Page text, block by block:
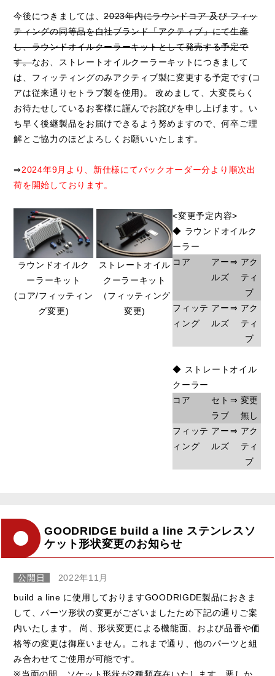
今後につきましては、2023年内にラウンドコア 及び フィッ
ティングの同等品を自社ブランド「アクティブ」にて生産
し、ラウンドオイルクーラーキットとして発売する予定で
す。なお、ストレートオイルクーラーキットにつきまして
は、フィッティングのみアクティブ製に変更する予定です(コ
アは従来通りセトラブ製を使用)。 改めまして、大変長らく
お待たせしているお客様に謹んでお詫びを申し上げます。い
ち早く後継製品をお届けできるよう努めますので、何卒ご理
解とご協力のほどよろしくお願いいたします。
⇒2024年9月より、新仕様にてバックオーダー分より順次出
荷を開始しております。
ラウンドオイルク
ーラーキット
(コア/フィッティン
グ変更)
ストレートオイル
クーラーキット
（フィッティング
変更)
<変更予定内容>
◆ ラウンドオイルク
ーラー
コア
アー
ルズ
⇒ アク
ティ
ブ
フィッテ
ィング
アー
ルズ
⇒ アク
ティ
ブ
◆ ストレートオイル
クーラー
コア
セト
ラブ
⇒ 変更
無し
フィッテ
ィング
アー
ルズ
⇒ アク
ティ
ブ
GOODRIDGE build a line ステンレスソ
ケット形状変更のお知らせ
公開日
2022年11月
build a line に使用しておりますGOODRIGDE製品におきま
して、パーツ形状の変更がございましたため下記の通りご案
内いたします。 尚、形状変更による機能面、および品番や価
格等の変更は御座いません。これまで通り、他のパーツと組
み合わせてご使用が可能です。